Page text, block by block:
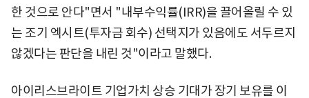
한 것으로 안다"면서 "내부수익률(IRR)을 끌어올릴 수 있
는 조기 엑시트(투자금 회수) 선택지가 있음에도 서두르지
않겠다는 판단을 내린 것"이라고 말했다.
아이리스브라이트 기업가치 상승 기대가 장기 보유를 이